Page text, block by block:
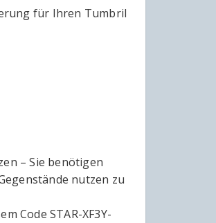
für Ihren Tumbril
– Sie benötigen
nutzen zu
Code STAR-XF3Y-